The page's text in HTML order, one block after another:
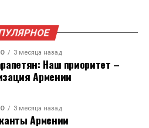
3 месяца назад
Наш приоритет –
Армении
3 месяца назад
Армении